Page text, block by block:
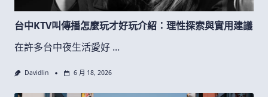
台中KTV叫傳播怎麼玩才好玩介紹：理性探索與實用建議
在許多台中夜生活愛好 ...
Davidlin 6 月 18, 2026